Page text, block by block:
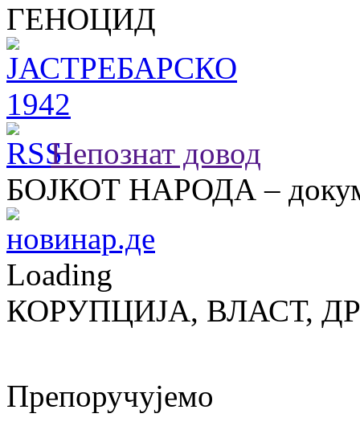
ГЕНОЦИД
Непознат довод
БОЈКОТ НАРОДА –
Loading
КОРУПЦИЈА, ВЛАСТ,
Препоручујемо